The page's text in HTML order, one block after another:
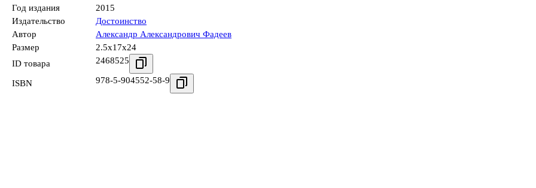
Год издания
2015
Издательство
Достоинство
Автор
Александр Александрович Фадеев
Размер
2.5x17x24
ID товара
2468525
ISBN 978-5-904552-58-9